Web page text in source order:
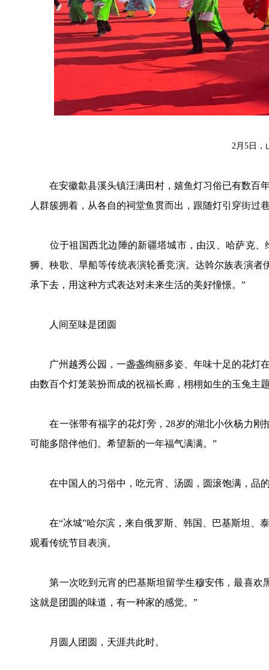
2月5日，
在安徽歙县溪头镇汪满田村，嬉鱼灯习俗已有数百
人群簇拥着，从各自的祠堂鱼贯而出，跟随灯引穿街
位于祖国西北边陲的新疆塔城市，由汉、哈萨克、
狮、秧歌、旱船等传统表演轮番竞演。达斡尔族表演
承下去，用这种方式表达对未来生活的美好憧憬。”
人间至味是团圆
广州越秀公园，一盏盏绚丽多姿、年味十足的花灯
由数百个灯笼装扮而成的祝福长廊，栩栩如生的玉兔
在一张带有福字的花灯旁，28岁的湖北小伙杨力刚
可能多陪伴他们。希望新的一年福气满满。”
在中国人的习俗中，吃元宵、汤圆，圆滚饱满，品
在“冰城”哈尔滨，来自俄罗斯、韩国、巴基斯坦、
观看传统节目表演。
第一次吃到元宵的巴基斯坦留学生穆安伟，最喜欢
这就是团圆的味道，有一种家的感觉。”
月圆人团圆，天涯共此时。